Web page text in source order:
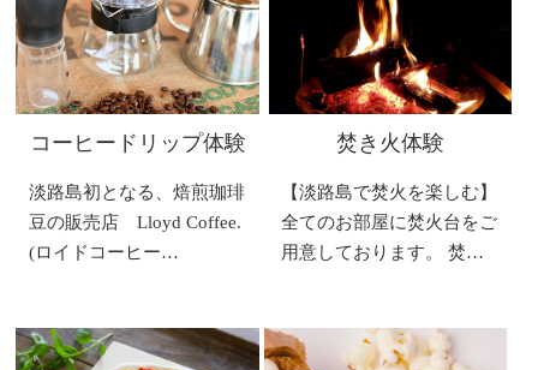
コーヒードリップ体験
淡路島初となる、焙煎珈琲
豆の販売店 Lloyd Coffee.
(ロイドコーヒー…
焚き火体験
【淡路島で焚火を楽しむ】
全てのお部屋に焚火台をご
用意しております。 焚…